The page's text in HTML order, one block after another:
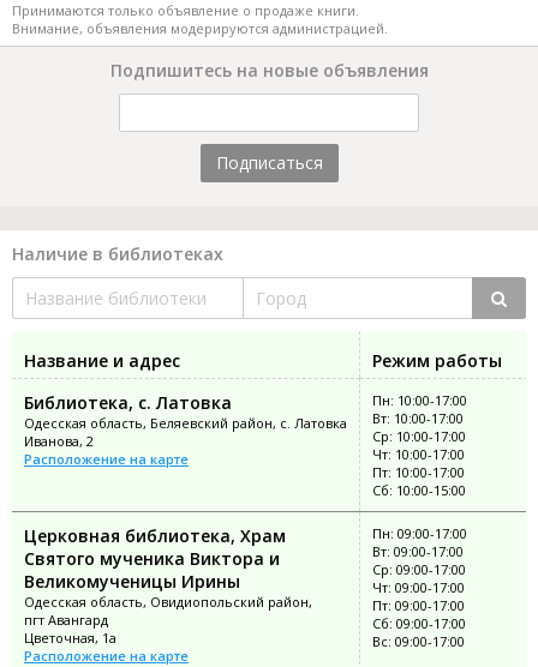
Принимаются только объявление о продаже книги.
Внимание, объявления модерируются администрацией.
Подпишитесь на новые объявления
Подписаться
Наличие в библиотеках
Название и адрес
Режим работы
Библиотека, с. Латовка
Одесская область, Беляевский район, с. Латовка
Иванова, 2
Расположение на карте
Пн: 10:00-17:00
Вт: 10:00-17:00
Ср: 10:00-17:00
Чт: 10:00-17:00
Пт: 10:00-17:00
Сб: 10:00-15:00
Церковная библиотека, Храм
Святого мученика Виктора и
Великомученицы Ирины
Одесская область, Овидиопольский район,
пгт Авангард
Цветочная, 1а
Расположение на карте
Пн: 09:00-17:00
Вт: 09:00-17:00
Ср: 09:00-17:00
Чт: 09:00-17:00
Пт: 09:00-17:00
Сб: 09:00-17:00
Вс: 09:00-17:00